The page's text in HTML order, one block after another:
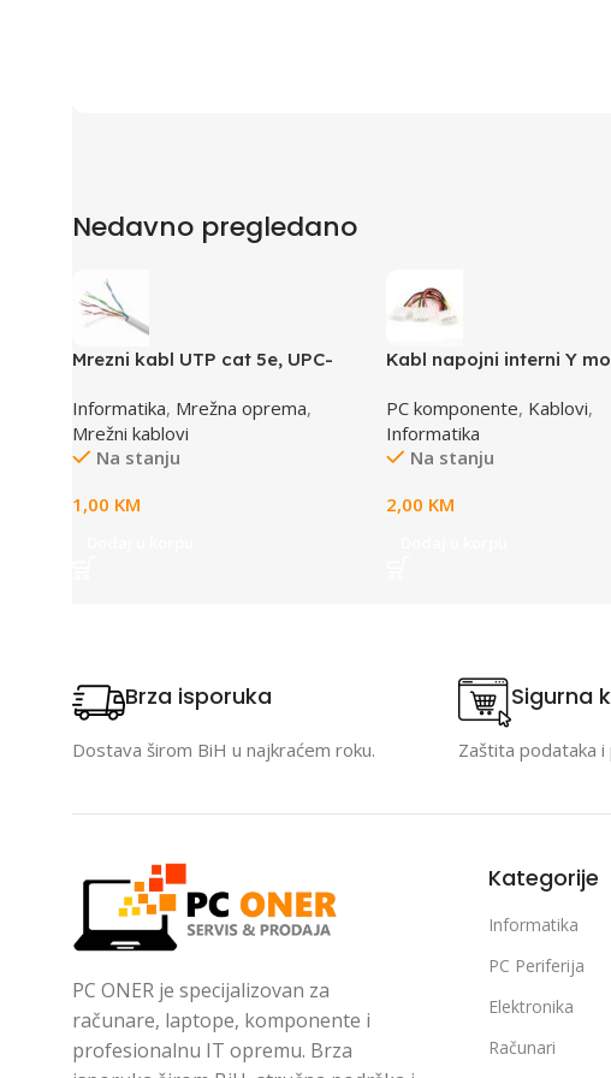
Nedavno pregledano
Mrezni kabl UTP cat 5e, UPC-
Informatika, Mrežna oprema,
Mrežni kablovi
Na stanju
1,00 KM
Kabl napojni interni Y
1x female to 2x male
PC komponente, Kablovi,
Informatika
Na stanju
2,00 KM
Brza isporuka
Dostava širom BiH u najkraćem roku.
Sigurna
Zaštita podataka
PC ONER je specijalizovan za
računare, laptope, komponente i
profesionalnu IT opremu. Brza
Kategorije
Informatika
PC Periferija
Elektronika
Računari